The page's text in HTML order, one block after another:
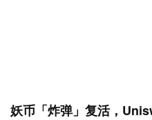
妖币「炸弹」复活，